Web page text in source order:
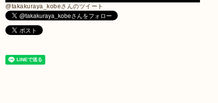
@takakuraya_kobeさんのツイート